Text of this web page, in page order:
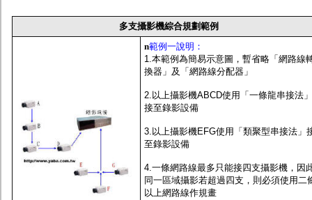
多支攝影機綜合規劃範例
n範例一說明：
1.本範例為簡易示意圖，暫省略「網路線
換器」及「網路線分配器」
2.以上攝影機ABCD使用「一條龍串接法」
接至錄影設備
3.以上攝影機EFG使用「類聚型串接法」
至錄影設備
4.一條網路線最多只能接四支攝影機，因
同一區域攝影若超過四支，則必須使用二
以上網路線作規畫